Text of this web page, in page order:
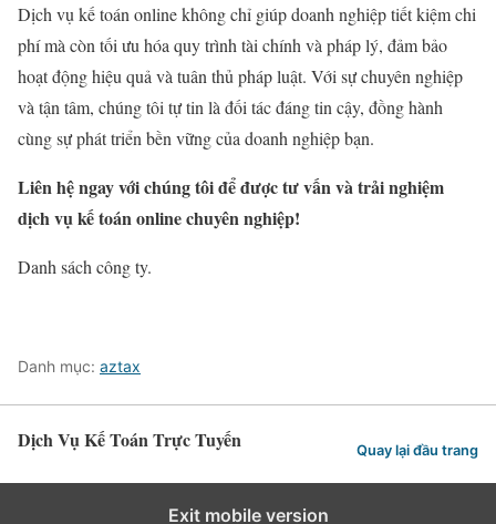
Dịch vụ kế toán online không chỉ giúp doanh nghiệp tiết kiệm chi
phí mà còn tối ưu hóa quy trình tài chính và pháp lý, đảm bảo
hoạt động hiệu quả và tuân thủ pháp luật. Với sự chuyên nghiệp
và tận tâm, chúng tôi tự tin là đối tác đáng tin cậy, đồng hành
cùng sự phát triển bền vững của doanh nghiệp bạn.
Liên hệ ngay với chúng tôi để được tư vấn và trải nghiệm
dịch vụ kế toán online chuyên nghiệp!
Danh sách công ty.
Danh mục: aztax
Dịch Vụ Kế Toán Trực Tuyến Quay lại đầu trang
Exit mobile version